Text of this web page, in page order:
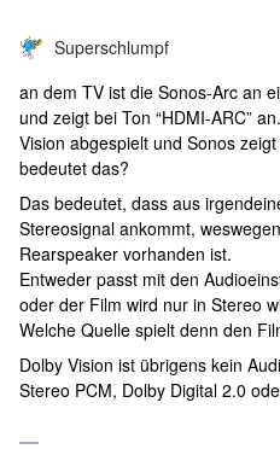
Superschlumpf
an dem TV ist die Sonos-Arc an
und zeigt bei Ton “HDMI-ARC”
Vision abgespielt und Sonos zeigt
bedeutet das?
Das bedeutet, dass aus
Stereosignal ankommt,
Rearspeaker vorhanden ist.
Entweder passt mit den
oder der Film wird nur in Stereo
Welche Quelle spielt denn den
Dolby Vision ist übrigens kein
Stereo PCM, Dolby Digital 2.0